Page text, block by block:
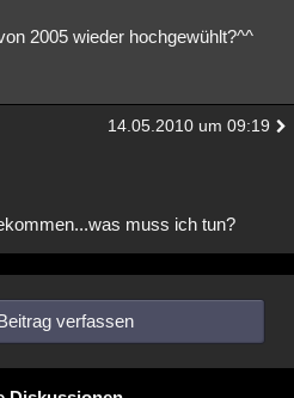
2005 wieder hochgewühlt?^^
14.05.2010 um 09:19
muss ich tun?
verfassen